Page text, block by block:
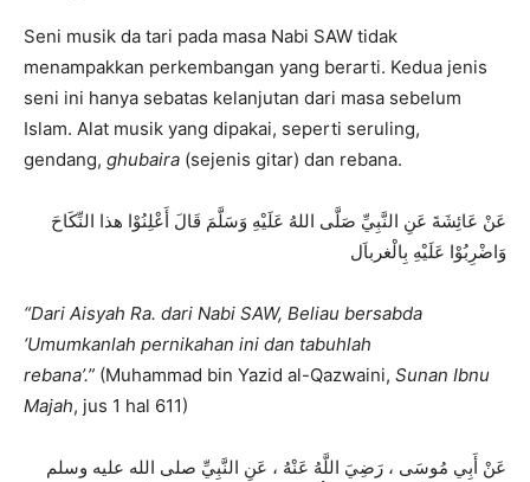
Seni musik da tari pada masa Nabi SAW tidak
menampakkan perkembangan yang berarti. Kedua jenis
seni ini hanya sebatas kelanjutan dari masa sebelum
Islam. Alat musik yang dipakai, seperti seruling,
gendang, ghubaira (sejenis gitar) dan rebana.
عَنْ عَائِشَةَ عَنِ النَّبِيِّ صَلَّى اللهُ عَلَيْهِ وَسَلَّمَ قَالَ أَعْلِنُوْا هذا النِّكَاحَ
وَاضْرِبُوْا عَلَيْهِ بِالْغرباَل
“Dari Aisyah Ra. dari Nabi SAW, Beliau bersabda
‘Umumkanlah pernikahan ini dan tabuhlah
rebana’.” (Muhammad bin Yazid al-Qazwaini, Sunan Ibnu
Majah, jus 1 hal 611)
عَنْ أَبِي مُوسَى ، رَضِيَ اللَّهُ عَنْهُ ، عَنِ النَّبِيِّ صلى الله عليه وسلم